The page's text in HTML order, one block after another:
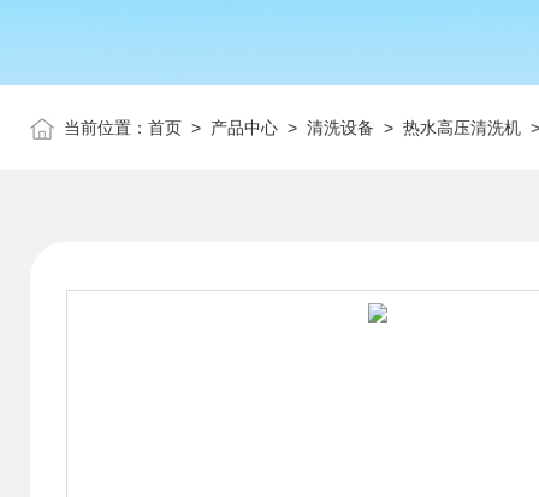
当前位置： 首页 > 产品中心 > 清洗设备 > 热水高压清洗机